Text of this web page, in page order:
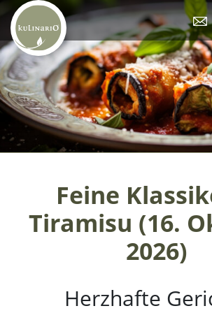
Feine
Tiramisu (16.
2026)
Herzhafte